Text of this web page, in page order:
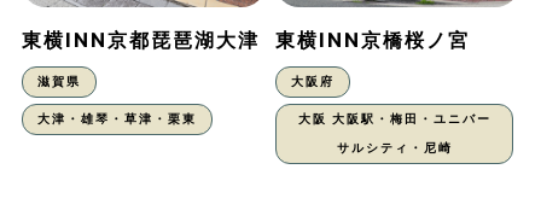
東横INN京都琵琶湖大津
滋賀県
大津・雄琴・草津・栗東
東横INN京橋桜ノ宮
大阪府
大阪 大阪駅・梅田・ユニバー
サルシティ・尼崎